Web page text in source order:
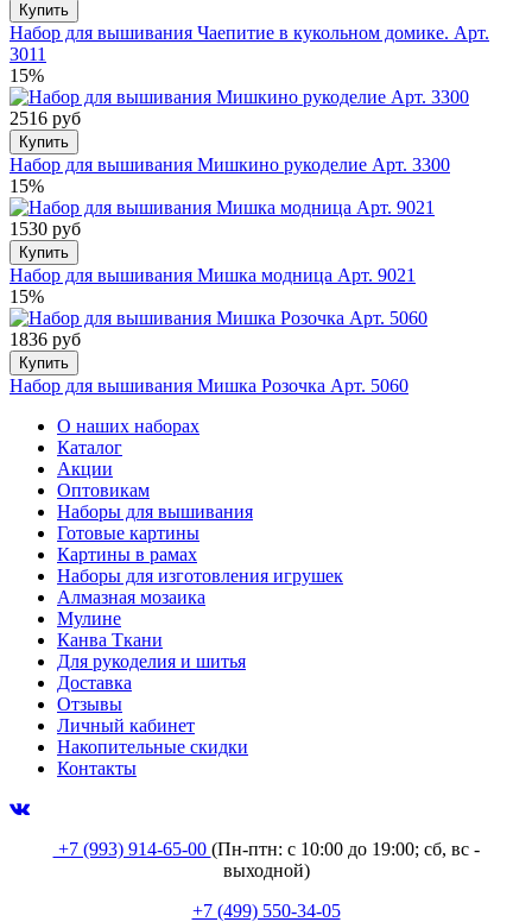
Купить
Набор для вышивания Чаепитие в кукольном домике. Арт.
3011
15%
2516 руб
Купить
Набор для вышивания Мишкино рукоделие Арт. 3300
15%
1530 руб
Купить
Набор для вышивания Мишка модница Арт. 9021
15%
1836 руб
Купить
Набор для вышивания Мишка Розочка Арт. 5060
О наших наборах
Каталог
Акции
Оптовикам
Наборы для вышивания
Готовые картины
Картины в рамах
Наборы для изготовления игрушек
Алмазная мозаика
Мулине
Канва Ткани
Для рукоделия и шитья
Доставка
Отзывы
Личный кабинет
Накопительные скидки
Контакты
+7 (993) 914-65-00 (Пн-птн: с10:00 до 19:00; сб, вс -
выходной)
+7 (499) 550-34-05